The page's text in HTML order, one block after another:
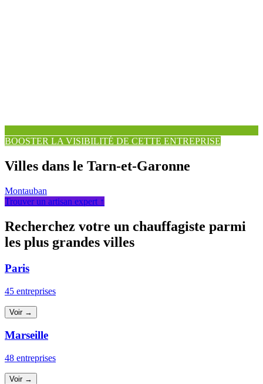
BOOSTER LA VISIBILITÉ DE CETTE ENTREPRISE
Villes dans le Tarn-et-Garonne
Montauban
Trouver un artisan expert ↑
Recherchez votre un chauffagiste parmi
les plus grandes villes
Paris
45 entreprises
Voir →
Marseille
48 entreprises
Voir →